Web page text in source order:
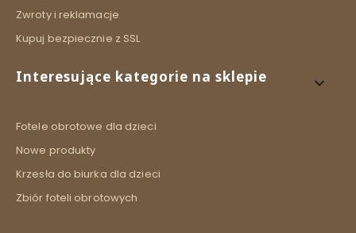
Zwroty i reklamacje
Kupuj bezpiecznie z SSL
Interesujące kategorie na sklepie
Fotele obrotowe dla dzieci
Nowe produkty
Krzesła do biurka dla dzieci
Zbiór foteli obrotowych